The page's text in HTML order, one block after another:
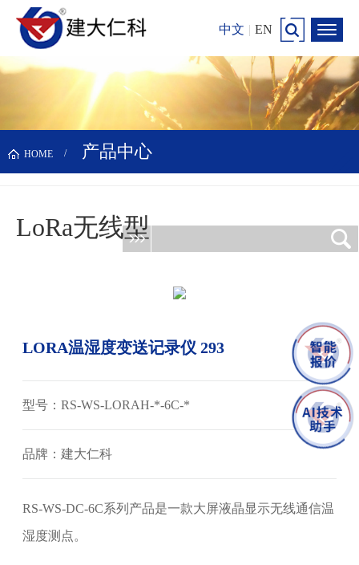
中文 | EN
HOME 产品中心
LoRa无线型
更新时间：2026-08-09
LORA温湿度变送记录仪 293
型号：RS-WS-LORAH-*-6C-*
品牌：建大仁科
RS-WS-DC-6C系列产品是一款大屏液晶显示无线通信温
湿度测点。